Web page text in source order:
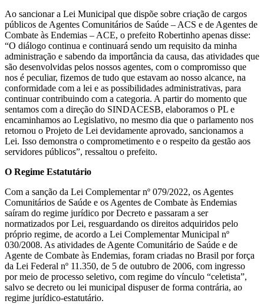
Ao sancionar a Lei Municipal que dispõe sobre criação de cargos
públicos de Agentes Comunitários de Saúde – ACS e de Agentes de
Combate às Endemias – ACE, o prefeito Robertinho apenas disse:
“O diálogo continua e continuará sendo um requisito da minha
administração e sabendo da importância da causa, das atividades que
são desenvolvidas pelos nossos agentes, com o compromisso que
nos é peculiar, fizemos de tudo que estavam ao nosso alcance, na
conformidade com a lei e as possibilidades administrativas, para
continuar contribuindo com a categoria. A partir do momento que
sentamos com a direção do SINDACESB, elaboramos o PL e
encaminhamos ao Legislativo, no mesmo dia que o parlamento nos
retornou o Projeto de Lei devidamente aprovado, sancionamos a
Lei. Isso demonstra o comprometimento e o respeito da gestão aos
servidores públicos”, ressaltou o prefeito.
O Regime Estatutário
Com a sanção da Lei Complementar nº 079/2022, os Agentes
Comunitários de Saúde e os Agentes de Combate às Endemias
saíram do regime jurídico por Decreto e passaram a ser
normatizados por Lei, resguardando os direitos adquiridos pelo
próprio regime, de acordo a Lei Complementar Municipal nº
030/2008. As atividades de Agente Comunitário de Saúde e de
Agente de Combate às Endemias, foram criadas no Brasil por força
da Lei Federal nº 11.350, de 5 de outubro de 2006, com ingresso
por meio de processo seletivo, com regime do vínculo “celetista”,
salvo se decreto ou lei municipal dispuser de forma contrária, ao
regime jurídico-estatutário.